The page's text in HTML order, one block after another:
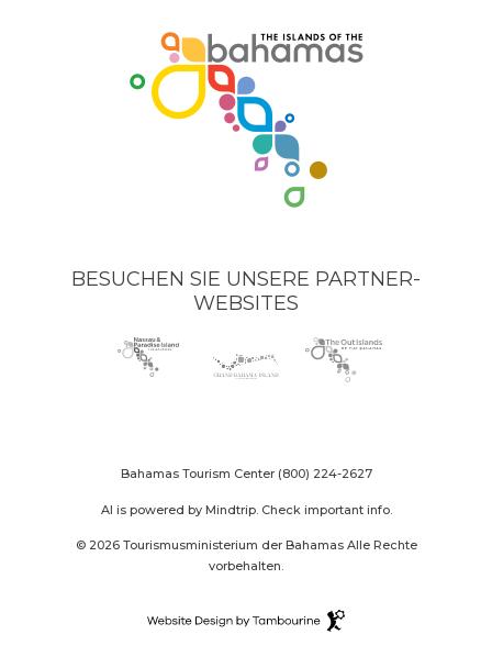
BESUCHEN SIE UNSERE PARTNER-
WEBSITES
Nassau
Paradise
(opens
in
Grand
Bahama
(opens
in
The
Out
(opens
Bahamas Tourism Center (800) 224-2627
AI is powered by Mindtrip. Check important info.
© 2026 Tourismusministerium der Bahamas Alle Rechte
vorbehalten.